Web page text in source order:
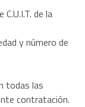
de la
y número de
todas las
contratación.